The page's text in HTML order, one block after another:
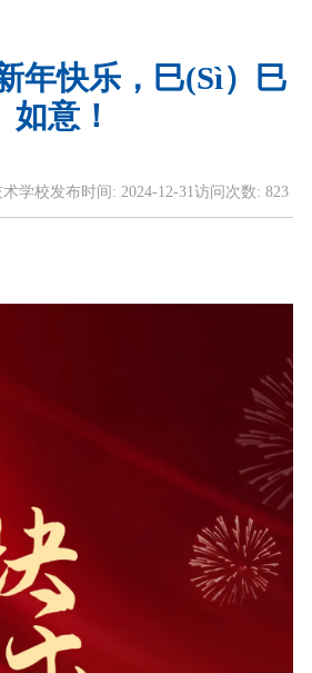
年快乐，巳(Sì）巳
如意！
学校发布时间: 2024-12-31访问次数: 823